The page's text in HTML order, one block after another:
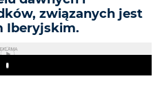
związanych jest
Iberyjskim.
Play